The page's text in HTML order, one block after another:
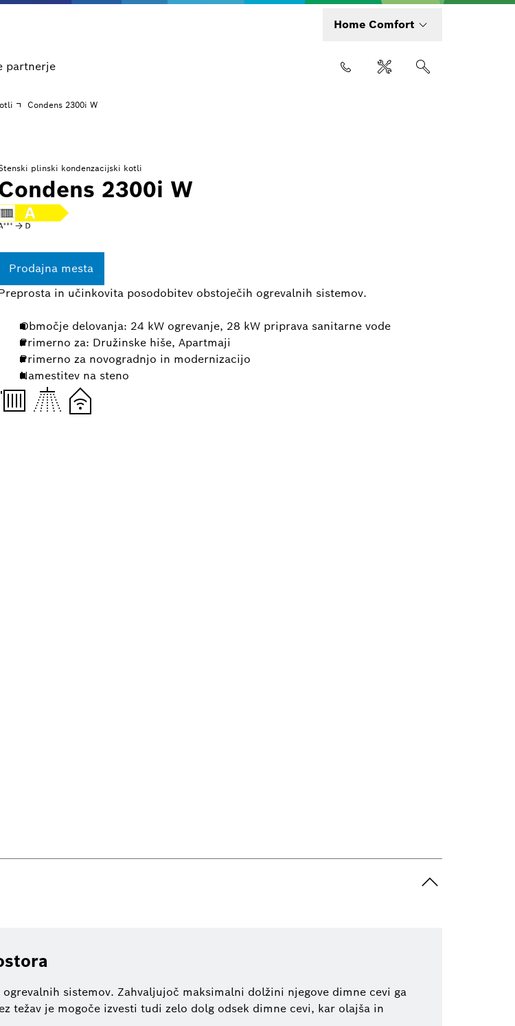
Home Comfort
partnerje
Condens 2300i W
plinski kondenzacijski kotli
2300i W
Prodajna mesta
in učinkovita posodobitev obstoječih ogrevalnih sistemov.
Območje delovanja: 24 kW ogrevanje, 28 kW priprava sanitarne vode
Primerno za: Družinske hiše, Apartmaji
Primerno za novogradnjo in modernizacijo
Namestitev na steno
sistemov. Zahvaljujoč maksimalni dolžini njegove dimne cevi ga
težav je mogoče izvesti tudi zelo dolg odsek dimne cevi, kar olajša in